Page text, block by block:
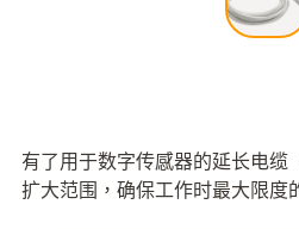
有了用于数字传感器的延长电缆
扩大范围，确保工作时最大限度